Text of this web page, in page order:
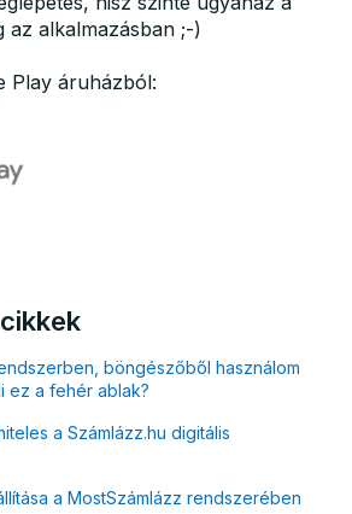
az alkalmazásban ;-)
Play áruházból:
böngészőből használom
ez a fehér ablak?
a Számlázz.hu digitális
a MostSzámlázz rendszerében